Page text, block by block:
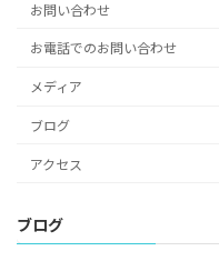
お問い合わせ
お電話でのお問い合わせ
メディア
ブログ
アクセス
ブログ